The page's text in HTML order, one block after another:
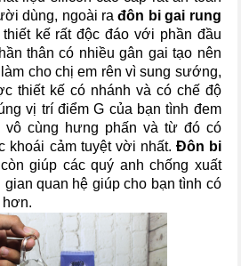
dùng, ngoài rađôn bi gai rung
kế rất độc đáo với phần đầu
thân có nhiều gân gai tạo nên
cho chị em rên vì sung sướng,
thiết kế có nhánh và có chế độ
vị trí điểm G của bạn tình đem
vô cùng hưng phấn và từ đó có
khoái cảm tuyệt vời nhất. Đôn bi
còn giúp các quý anh chống xuất
quan hệ giúp cho bạn tình có